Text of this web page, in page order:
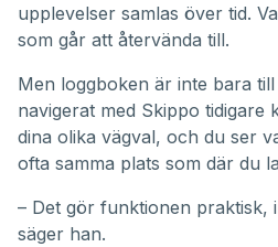
upplevelser samlas över tid.
som går att återvända till.
Men loggboken är inte bara
navigerat med Skippo tidigare
dina olika vägval, och du ser
ofta samma plats som där du
– Det gör funktionen praktisk,
säger han.